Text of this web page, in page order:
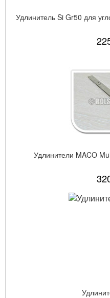
Удлинитель Si Gr50 для
Удлинители MACO